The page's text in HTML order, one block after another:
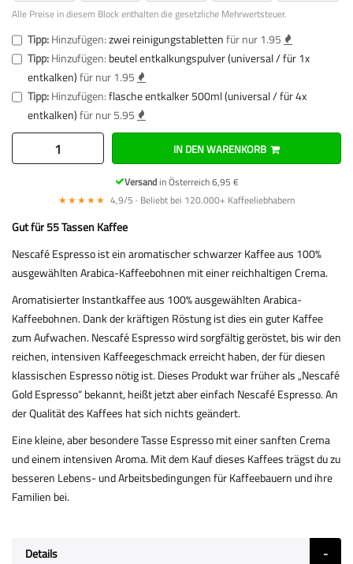
Alle Preise in diesem Block enthalten die gesetzliche Mehrwertsteuer.
Tipp:Hinzufügen:zwei reinigungstablettenfür nur 1.95
Tipp:Hinzufügen: beutel entkalkungspulver (universal / für 1x
entkalken)für nur 1.95
Tipp:Hinzufügen:flasche entkalker 500ml (universal / für 4x
entkalken)für nur 5.95
IN DEN WARENKORB
Versandin Österreich 6,95 €
★★★★★ 4,9/5 · Beliebt bei 120.000+ Kaffeeliebhabern
Gut für 55 Tassen Kaffee
Nescafé Espresso ist ein aromatischer schwarzer Kaffee aus 100%
ausgewählten Arabica-Kaffeebohnen mit einer reichhaltigen Crema.
Aromatisierter Instantkaffee aus 100% ausgewählten Arabica-
Kaffeebohnen. Dank der kräftigen Röstung ist dies ein guter Kaffee
zum Aufwachen. Nescafé Espresso wird sorgfältig geröstet, bis wir den
reichen, intensiven Kaffeegeschmack erreicht haben, der für diesen
klassischen Espresso nötig ist. Dieses Produkt war früher als „Nescafé
Gold Espresso“ bekannt, heißt jetzt aber einfach Nescafé Espresso. An
der Qualität des Kaffees hat sich nichts geändert.
Eine kleine, aber besondere Tasse Espresso mit einer sanften Crema
und einem intensiven Aroma. Mit dem Kauf dieses Kaffees trägst du zu
besseren Lebens- und Arbeitsbedingungen für Kaffeebauern und ihre
Familien bei.
Details